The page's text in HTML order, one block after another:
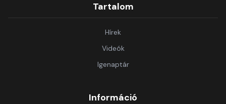
Tartalom
Hírek
Videók
Igenaptár
Információ